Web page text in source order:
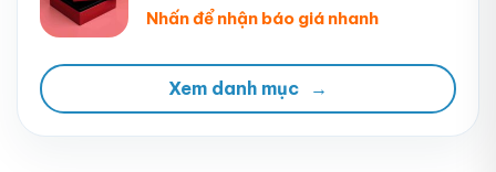
Nhấn để nhận báo giá nhanh
Xem danh mục →